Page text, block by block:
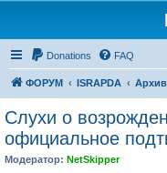
Donations FAQ
ФОРУМ ISRAPDA Архив
Слухи о
официальное
Модератор: NetSkipper